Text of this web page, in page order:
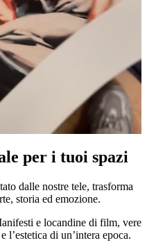
per i tuoi spazi
dalle nostre tele, trasforma
storia ed emozione.
e locandine di film, vere
l’estetica di un’intera epoca.